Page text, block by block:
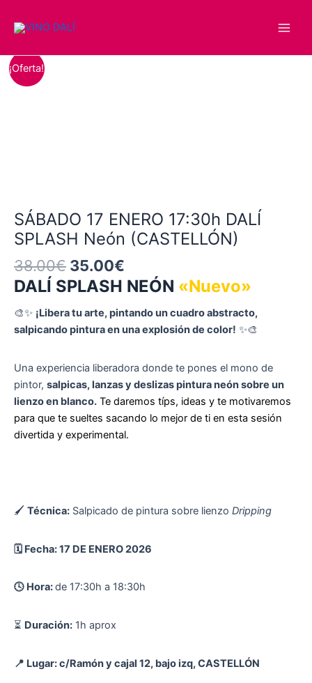
¡Oferta!
SÁBADO 17 ENERO 17:30h DALÍ
SPLASH Neón (CASTELLÓN)
38.00€ 35.00€
DALÍ SPLASH NEÓN «Nuevo»
🎨✨ ¡Libera tu arte, pintando un cuadro abstracto,
salpicando pintura en una explosión de color! ✨🎨
Una experiencia liberadora donde te pones el mono de
pintor, salpicas, lanzas y deslizas pintura neón sobre un
lienzo en blanco. Te daremos típs, ideas y te motivaremos
para que te sueltes sacando lo mejor de ti en esta sesión
divertida y experimental.
🖌 Técnica: Salpicado de pintura sobre lienzo Dripping
🗓️ Fecha: 17 DE ENERO 2026
🕓 Hora:de 17:30h a 18:30h
⏳ Duración: 1h aprox
📍 Lugar: c/Ramón y cajal 12, bajo izq, CASTELLÓN
SÁBADO
17